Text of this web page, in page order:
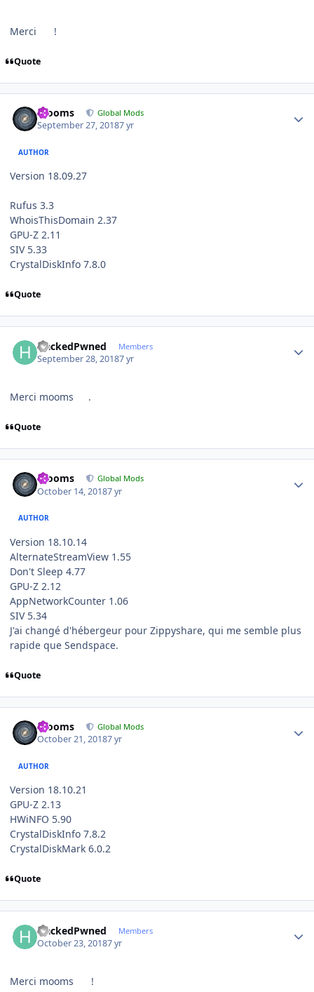
Merci !
Quote
mooms Global Mods
September 27, 20187 yr
AUTHOR
Version 18.09.27
Rufus 3.3
WhoisThisDomain 2.37
GPU-Z 2.11
SIV 5.33
CrystalDiskInfo 7.8.0
Quote
HackedPwned Members
September 28, 20187 yr
Merci mooms .
Quote
mooms Global Mods
October 14, 20187 yr
AUTHOR
Version 18.10.14
AlternateStreamView 1.55
Don't Sleep 4.77
GPU-Z 2.12
AppNetworkCounter 1.06
SIV 5.34
J'ai changé d'hébergeur pour Zippyshare, qui me semble plus
rapide que Sendspace.
Quote
mooms Global Mods
October 21, 20187 yr
AUTHOR
Version 18.10.21
GPU-Z 2.13
HWiNFO 5.90
CrystalDiskInfo 7.8.2
CrystalDiskMark 6.0.2
Quote
HackedPwned Members
October 23, 20187 yr
Merci mooms !